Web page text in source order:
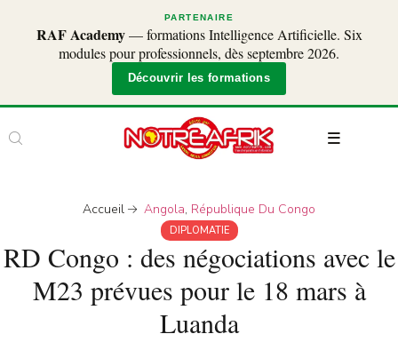
PARTENAIRE
RAF Academy— formations Intelligence Artificielle. Six
modules pour professionnels, dès septembre 2026.
Découvrir les formations
Accueil Angola, République Du Congo
DIPLOMATIE
RD Congo : des négociations avec le
M23 prévues pour le 18 mars à
Luanda